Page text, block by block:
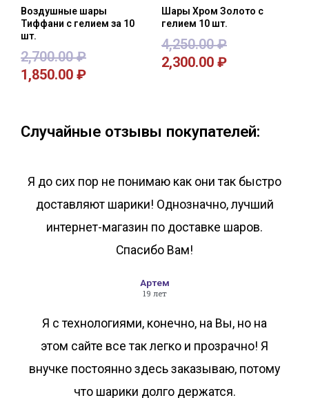
Воздушные шары
Тиффани с гелием за 10
шт.
2,700.00₽
1,850.00 ₽
Шары Хром Золото с
гелием 10 шт.
4,250.00₽
2,300.00 ₽
Случайные отзывы покупателей:
Я до сих пор не понимаю как они так быстро
доставляют шарики! Однозначно, лучший
интернет-магазин по доставке шаров.
Спасибо Вам!
Артем
19 лет
Я с технологиями, конечно, на Вы, но на
этом сайте все так легко и прозрачно! Я
внучке постоянно здесь заказываю, потому
что шарики долго держатся.